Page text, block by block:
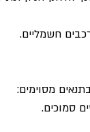
חשמליים.
מסוימים: